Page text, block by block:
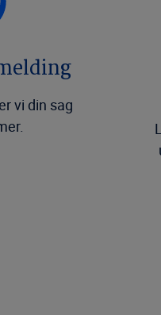
vi din sag